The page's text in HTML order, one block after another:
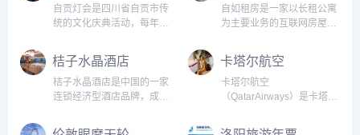
原名菩提寺，后因重修时立
有“大慈重元”石碑而改名。
自元明以来，村民绕泉而
居，砌石为房，农耕为
自贡灯会是四川省自贡市传
统的文化庆典活动，每年都
内的街道、广场和公园都会
被装饰成五彩缤纷、璀璨夺
目的灯海，让整个城市沉
自如租房是一家以长租公寓
为主要业务的互联网房屋租
个城市开设了160多个分
站。自如租房致力于为互联
网、金融行业以及短期驻京
桔子水晶酒店
桔子水晶酒店是中国的一家
连锁经济型酒店品牌，成立
卡塔尔航空
卡塔尔航空
（QatarAirways）是卡塔尔